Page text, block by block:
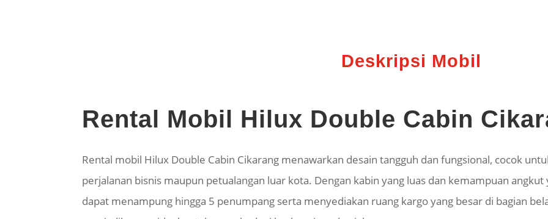
Deskripsi Mobil
Rental Mobil Hilux Double Cabin
Rental mobil Hilux Double Cabin Cikarang menawarkan desain tangguh dan fungsional, cocok
perjalanan bisnis maupun petualangan luar kota. Dengan kabin yang luas dan kemampuan
dapat menampung hingga 5 penumpang serta menyediakan ruang kargo yang besar di bagian